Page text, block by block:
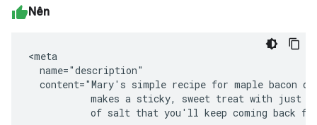
Nên
<meta
  name="description"
content="Mary's simple recipe for maple bacon
makes a sticky, sweet treat with just a
of salt that you'll keep coming back